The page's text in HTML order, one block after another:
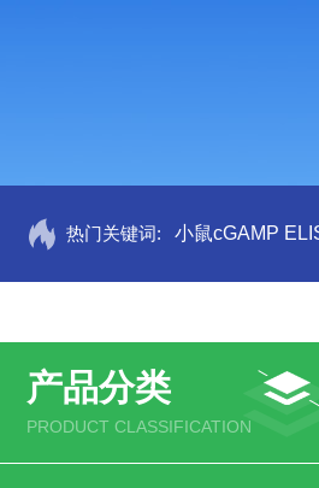
热门关键词: 小鼠cGAMP
产品分类
PRODUCT CLASSIFICATION